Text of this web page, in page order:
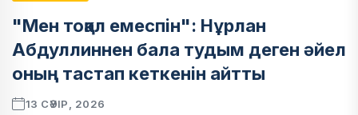
"Мен тоқал емеспін": Нұрлан
Абдуллиннен бала тудым деген әйел
оның тастап кеткенін айтты
13 СӘУІР, 2026